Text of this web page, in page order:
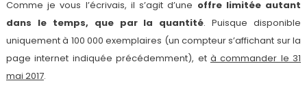
Comme je vous l’écrivais, il s’agit d’une offre limitée autant
dans le temps, que par la quantité. Puisque disponible
uniquement à 100 000 exemplaires (un compteur s’affichant sur la
page internet indiquée précédemment), et à commander le 31
mai 2017.